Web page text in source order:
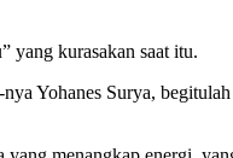
yang kurasakan saat itu.
Yohanes Surya,